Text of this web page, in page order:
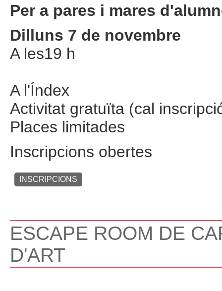
Per a pares i mares
Dilluns 7 de novembre
A les19 h
A l'Índex
Activitat gratuïta (cal
Places limitades
Inscripcions obertes
INSCRIPCIONS
ESCAPE ROOM DE
D'ART